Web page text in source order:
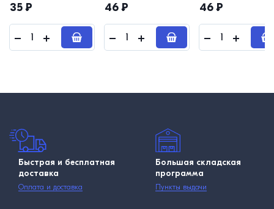
35₽ 46₽ 46₽
Быстрая и бесплатная
доставка
Оплата и доставка
Большая складская
программа
Пункты выдачи